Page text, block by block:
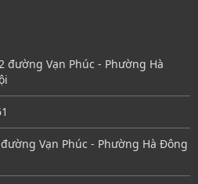
đường Vạn Phúc - Phường Hà
Vạn Phúc - Phường Hà Đông